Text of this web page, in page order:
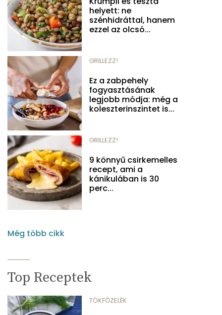
helyett: ne
szénhidráttal, hanem
ezzel az olcsó...
GRILLEZZ!
Ez a zabpehely
fogyasztásának
legjobb módja: még a
koleszterinszintet is...
GRILLEZZ!
9 könnyű csirkemelles
recept, ami a
kánikulában is 30
perc...
Még több cikk
Top Receptek
TÖKFŐZELÉK